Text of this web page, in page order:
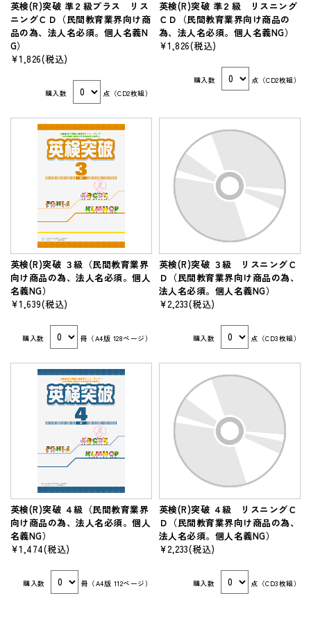
英検(R)突破 準２級プラス リス
ニングＣＤ（民間教育業界向け商
品の為、法人名必須。個人名義N
G）
¥1,826(税込)
購入数 点（CD2枚組）
英検(R)突破 準２級 リスニング
ＣＤ（民間教育業界向け商品の
為、法人名必須。個人名義NG）
¥1,826(税込)
購入数 点（CD2枚組）
英検(R)突破 ３級（民間教育業界
向け商品の為、法人名必須。個人
名義NG）
¥1,639(税込)
購入数 冊（A4版 128ページ）
英検(R)突破 ３級 リスニングＣ
Ｄ（民間教育業界向け商品の為、
法人名必須。個人名義NG）
¥2,233(税込)
購入数 点（CD3枚組）
英検(R)突破 ４級（民間教育業界
向け商品の為、法人名必須。個人
名義NG）
¥1,474(税込)
購入数 冊（A4版 112ページ）
英検(R)突破 ４級 リスニングＣ
Ｄ（民間教育業界向け商品の為、
法人名必須。個人名義NG）
¥2,233(税込)
購入数 点（CD3枚組）